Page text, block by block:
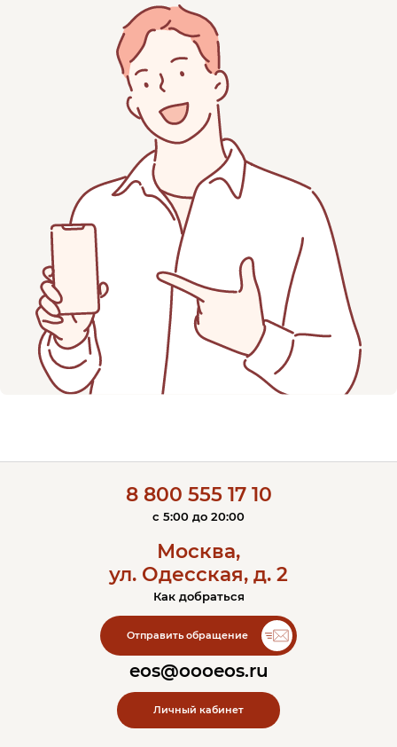
8 800 555 17 10
c 5:00 до 20:00
Москва,
ул. Одесская, д. 2
Как добраться
Отправить обращение
eos@oooeos.ru
Личный кабинет